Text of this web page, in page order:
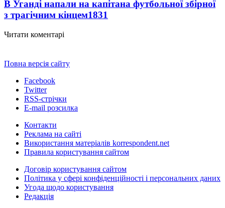
В Уганді напали на капітана футбольної збірної
з трагічним кінцем1831
Читати коментарі
Повна версія сайту
Facebook
Twitter
RSS-стрічки
E-mail розсилка
Контакти
Реклама на сайті
Використання матеріалів korrespondent.net
Правила користування сайтом
Договір користування сайтом
Політика у сфері конфіденційності і персональних даних
Угода щодо користування
Редакція